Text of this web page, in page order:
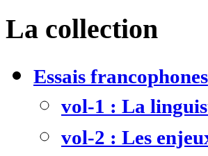
La collection
Essais francophones
vol-1 : La
vol-2 : Les